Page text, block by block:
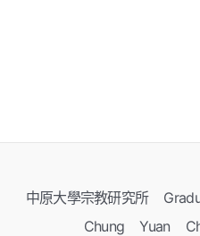
中原大學宗教研究所
Chung Yuan